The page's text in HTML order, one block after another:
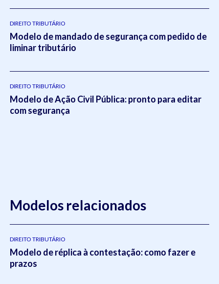
pela editoraViseu.
DIREITO TRIBUTÁRIO
Modelo de mandado de segurança com pedido de
liminar tributário
DIREITO TRIBUTÁRIO
Modelo de Ação Civil Pública: pronto para editar
com segurança
Modelos relacionados
DIREITO TRIBUTÁRIO
Modelo de réplica à contestação: como fazer e
prazos